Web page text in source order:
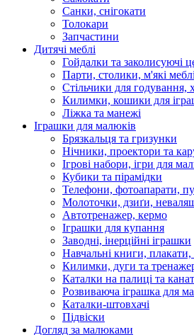
Санки, снігокати
Толокари
Запчастини
Дитячі меблі
Гойдалки та заколисуючі
Парти, столики, м'які меблі
Стільчики для годування,
Килимки, кошики для
Ліжка та манежі
Іграшки для малюків
Брязкальця та гризунки
Нічники, проектори та
Ігрові набори, ігри для
Кубики та пірамідки
Телефони, фотоапарати,
Молоточки, дзиґи,
Автотренажер, кермо
Іграшки для купання
Заводні, інерційні іграшки
Навчальні книги,
Килимки, дуги та
Каталки на палиці та
Розвиваюча іграшка для
Каталки-штовхачі
Підвіски
Догляд за малюками